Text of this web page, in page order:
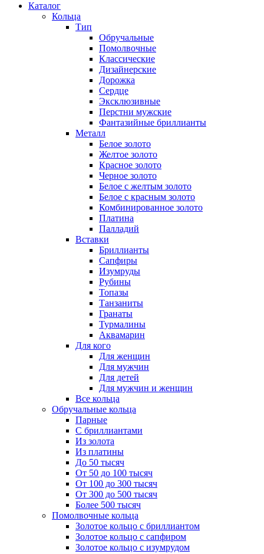
Каталог
Кольца
Тип
Обручальные
Помолвочные
Классические
Дизайнерские
Дорожка
Сердце
Эксклюзивные
Перстни мужские
Фантазийные бриллианты
Металл
Белое золото
Желтое золото
Красное золото
Черное золото
Белое с желтым золото
Белое с красным золото
Комбинированное золото
Платина
Палладий
Вставки
Бриллианты
Сапфиры
Изумруды
Рубины
Топазы
Танзаниты
Гранаты
Турмалины
Аквамарин
Для кого
Для женщин
Для мужчин
Для детей
Для мужчин и женщин
Все кольца
Обручальные кольца
Парные
С бриллиантами
Из золота
Из платины
До 50 тысяч
От 50 до 100 тысяч
От 100 до 300 тысяч
От 300 до 500 тысяч
Более 500 тысяч
Помолвочные кольца
Золотое кольцо с бриллиантом
Золотое кольцо с сапфиром
Золотое кольцо с изумрудом